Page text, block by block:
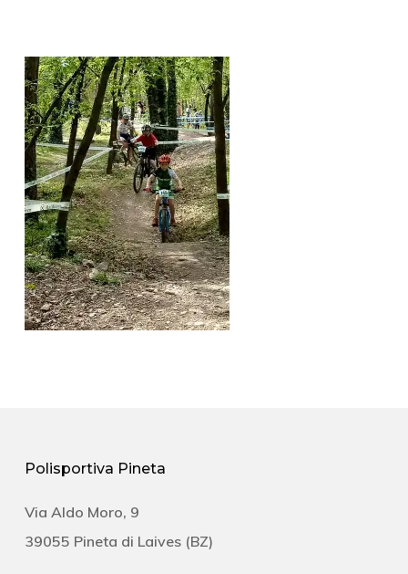
Polisportiva Pineta
Via Aldo Moro, 9
39055 Pineta di Laives (BZ)